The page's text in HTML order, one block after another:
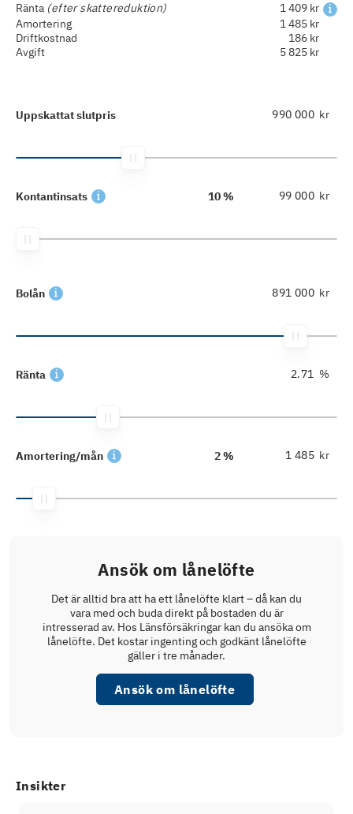
Ränta (efter skattereduktion)
1 409 kr
Amortering
1 485 kr
Driftkostnad
186 kr
Avgift
5 825 kr
Uppskattat slutpris kr
Kontantinsats 10 % kr
Bolån kr
Ränta %
Amortering/mån 2 % kr
Ansök om lånelöfte
Det är alltid bra att ha ett lånelöfte klart – då kan du
vara med och buda direkt på bostaden du är
intresserad av. Hos Länsförsäkringar kan du ansöka om
lånelöfte. Det kostar ingenting och godkänt lånelöfte
gäller i tre månader.
Ansök om lånelöfte
Insikter